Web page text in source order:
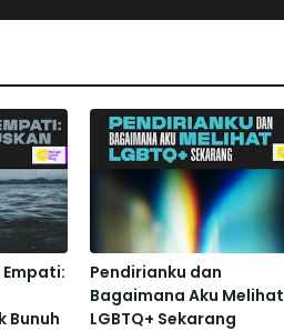
Bunuh
Pendirianku dan
Bagaimana Aku Melihat
LGBTQ+ Sekarang